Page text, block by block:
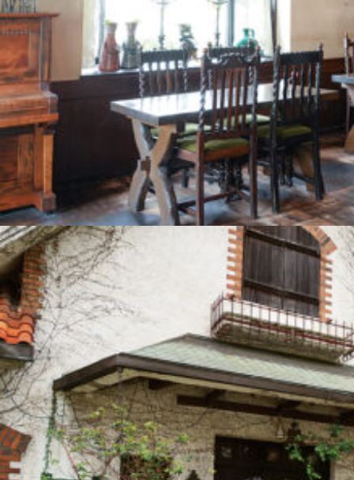
おすすめの展覧会
おすすめの映画
誠光社で選びました。
おすすめの本
紹介します。
おすすめのイベント